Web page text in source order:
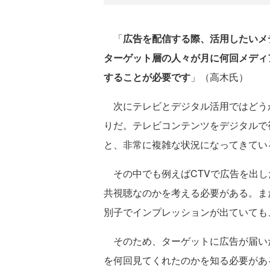
「広告を配信する際、活用したい
ターゲット層の人々が月に何回メデ
することが必要です 」（高木氏）
次にテレビとデジタル活用ではど
りだ。テレビコンテンツをデジタル
と、非常に複雑な状況になってきて
その中でも例えばCTVで広告を出
共視聴なのかを考える必要がある。
別子でインプレッションが出ていて
そのため、ターゲットに広告が届
を何回見てくれたのかを知る必要が